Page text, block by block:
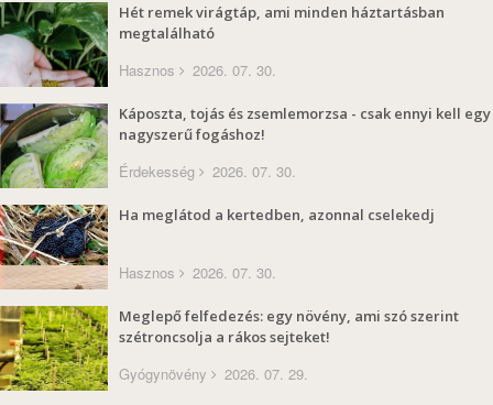
Hét remek virágtáp, ami minden háztartásban
megtalálható
Hasznos 2026. 07. 30.
Káposzta, tojás és zsemlemorzsa - csak ennyi kell egy
nagyszerű fogáshoz!
Érdekesség 2026. 07. 30.
Ha meglátod a kertedben, azonnal cselekedj
Hasznos 2026. 07. 30.
Meglepő felfedezés: egy növény, ami szó szerint
szétroncsolja a rákos sejteket!
Gyógynövény 2026. 07. 29.